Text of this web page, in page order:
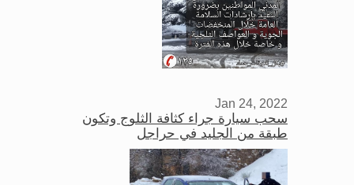
Jan 24, 2022
سحب سيارة جراء كثافة الثلوج وتكون
طبقة من الجليد في حراجل